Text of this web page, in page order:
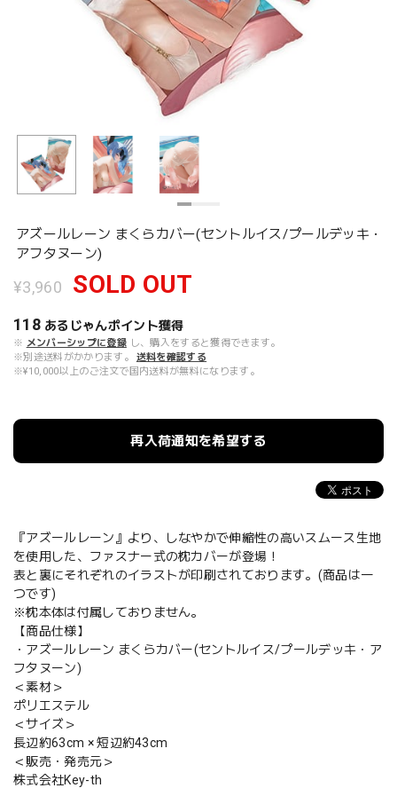
アズールレーン まくらカバー(セントルイス/プールデッキ・
アフタヌーン)
¥3,960 SOLD OUT
118 あるじゃんポイント獲得
※ メンバーシップに登録 し、購入をすると獲得できます。
※別途送料がかかります。
送料を確認する
※¥10,000以上のご注文で国内送料が無料になります。
再入荷通知を希望する
『アズールレーン』より、しなやかで伸縮性の高いスムース生地
を使用した、ファスナー式の枕カバーが登場！
表と裏にそれぞれのイラストが印刷されております。(商品は一
つです)
※枕本体は付属しておりません。
【商品仕様】
・アズールレーン まくらカバー(セントルイス/プールデッキ・ア
フタヌーン)
＜素材＞
ポリエステル
＜サイズ＞
長辺約63cm × 短辺約43cm
＜販売・発売元＞
株式会社Key-th